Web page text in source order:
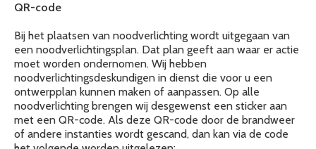
QR-code
Bij het plaatsen van noodverlichting wordt uitgegaan van
een noodverlichtingsplan. Dat plan geeft aan waar er actie
moet worden ondernomen. Wij hebben
noodverlichtingsdeskundigen in dienst die voor u een
ontwerpplan kunnen maken of aanpassen. Op alle
noodverlichting brengen wij desgewenst een sticker aan
met een QR-code. Als deze QR-code door de brandweer
of andere instanties wordt gescand, dan kan via de code